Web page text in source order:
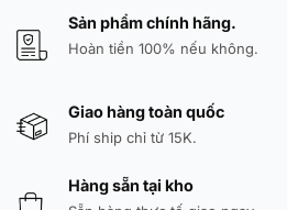
Sản phẩm chính hãng.
Hoàn tiền 100% nếu không.
Giao hàng toàn quốc
Phí ship chỉ từ 15K.
Hàng sẵn tại kho